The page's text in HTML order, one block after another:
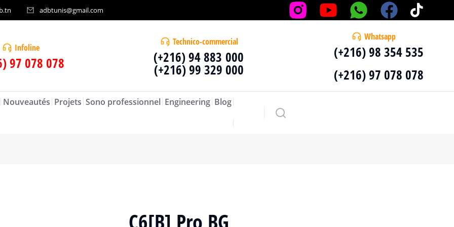
adbtunis@gmail.com
Infoline
97 078 078
Technico-commercial
(+216) 94 883 000
(+216) 99 329 000
Whatsapp
(+216) 98 354 535
(+216) 97 078 078
Nouveautés Projets Sono professionnel Engineering Blog